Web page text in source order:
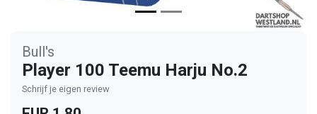
Bull's
Player 100 Teemu Harju No.2
Schrijf je eigen review